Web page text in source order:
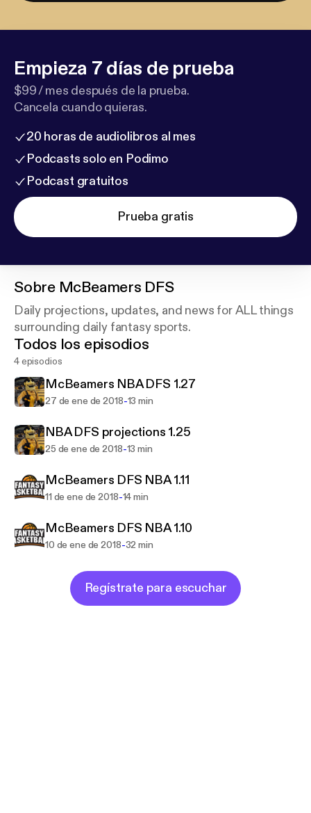
Empieza 7 días de prueba
$99 / mes después de la prueba.
Cancela cuando quieras.
20 horas de audiolibros al mes
Podcasts solo en Podimo
Podcast gratuitos
Prueba gratis
Sobre McBeamers DFS
Daily projections, updates, and news for ALL things
surrounding daily fantasy sports.
Todos los episodios
4 episodios
McBeamers NBA DFS 1.27
27 de ene de 2018-13 min
NBA DFS projections 1.25
25 de ene de 2018-13 min
McBeamers DFS NBA 1.11
11 de ene de 2018-14 min
McBeamers DFS NBA 1.10
10 de ene de 2018-32 min
Regístrate para escuchar